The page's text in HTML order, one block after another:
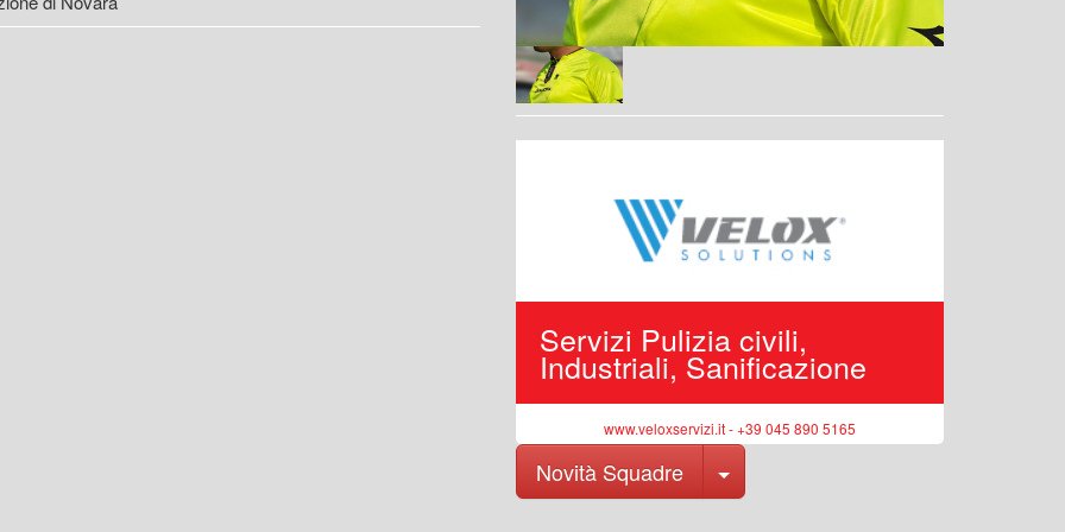
Servizi Pulizia civili,
Industriali, Sanificazione
www.veloxservizi.it - +39 045 890 5165
Novità Squadre Toggle Dropdown